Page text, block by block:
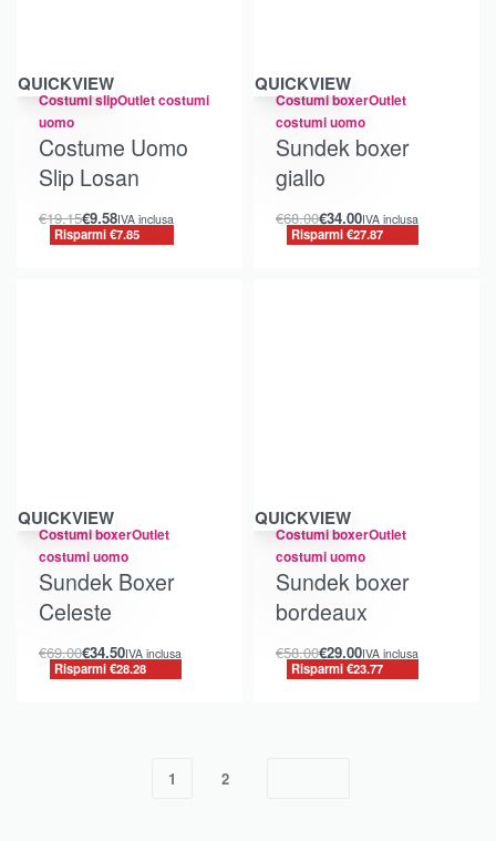
Risparmi €7.85
QUICKVIEW
Costumi slipOutlet costumi
uomo
Costume Uomo
Slip Losan
€19.15€9.58IVA inclusa
Risparmi €7.85
Risparmi €27.87
QUICKVIEW
Costumi boxerOutlet
costumi uomo
Sundek boxer
giallo
€68.00€34.00IVA inclusa
Risparmi €27.87
Risparmi €28.28
QUICKVIEW
Costumi boxerOutlet
costumi uomo
Sundek Boxer
Celeste
€69.00€34.50IVA inclusa
Risparmi €28.28
Risparmi €23.77
QUICKVIEW
Costumi boxerOutlet
costumi uomo
Sundek boxer
bordeaux
€58.00€29.00IVA inclusa
Risparmi €23.77
1 2